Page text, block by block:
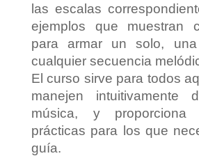
las escalas
ejemplos que muestran
para armar un solo,
cualquier secuencia
El curso sirve para todos
manejen intuitivamente
música, y proporciona
prácticas para los que
guía.